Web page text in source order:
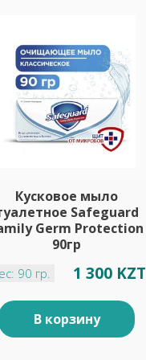
Кусковое мыло
Safeguard
Germ Protection
90гр
90 гр. 1 300 KZT
В корзину